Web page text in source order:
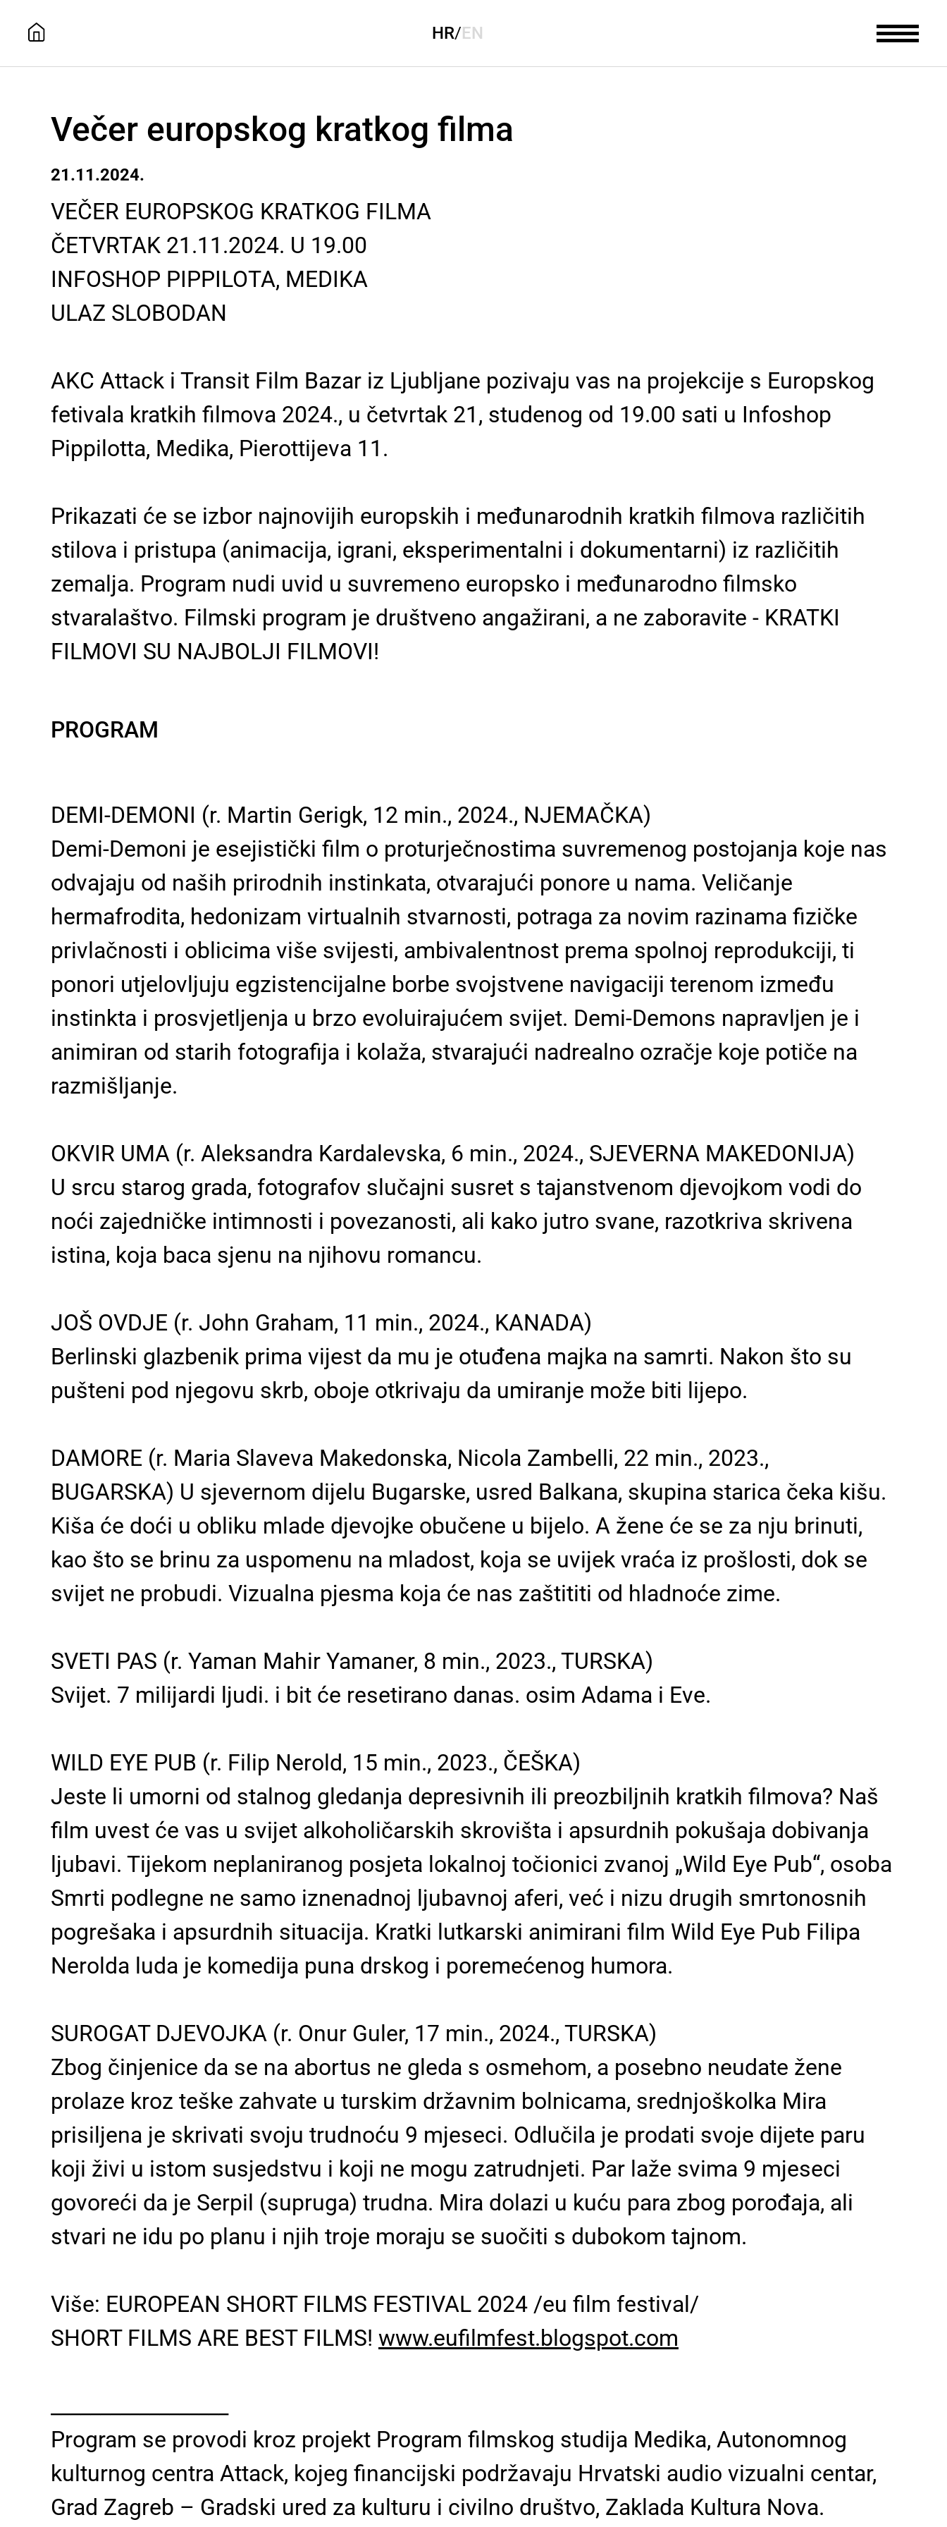
HR/EN
Večer europskog kratkog filma
21.11.2024.
VEČER EUROPSKOG KRATKOG FILMA
ČETVRTAK 21.11.2024. U 19.00
INFOSHOP PIPPILOTA, MEDIKA
ULAZ SLOBODAN
AKC Attack i Transit Film Bazar iz Ljubljane pozivaju vas na projekcije s Europskog
fetivala kratkih filmova 2024., u četvrtak 21, studenog od 19.00 sati u Infoshop
Pippilotta, Medika, Pierottijeva 11.
Prikazati će se izbor najnovijih europskih i međunarodnih kratkih filmova različitih
stilova i pristupa (animacija, igrani, eksperimentalni i dokumentarni) iz različitih
zemalja. Program nudi uvid u suvremeno europsko i međunarodno filmsko
stvaralaštvo. Filmski program je društveno angažirani, a ne zaboravite - KRATKI
FILMOVI SU NAJBOLJI FILMOVI!
PROGRAM
DEMI-DEMONI (r. Martin Gerigk, 12 min., 2024., NJEMAČKA)
Demi-Demoni je esejistički film o proturječnostima suvremenog postojanja koje nas
odvajaju od naših prirodnih instinkata, otvarajući ponore u nama. Veličanje
hermafrodita, hedonizam virtualnih stvarnosti, potraga za novim razinama fizičke
privlačnosti i oblicima više svijesti, ambivalentnost prema spolnoj reprodukciji, ti
ponori utjelovljuju egzistencijalne borbe svojstvene navigaciji terenom između
instinkta i prosvjetljenja u brzo evoluirajućem svijet. Demi-Demons napravljen je i
animiran od starih fotografija i kolaža, stvarajući nadrealno ozračje koje potiče na
razmišljanje.
OKVIR UMA (r. Aleksandra Kardalevska, 6 min., 2024., SJEVERNA MAKEDONIJA)
U srcu starog grada, fotografov slučajni susret s tajanstvenom djevojkom vodi do
noći zajedničke intimnosti i povezanosti, ali kako jutro svane, razotkriva skrivena
istina, koja baca sjenu na njihovu romancu.
JOŠ OVDJE (r. John Graham, 11 min., 2024., KANADA)
Berlinski glazbenik prima vijest da mu je otuđena majka na samrti. Nakon što su
pušteni pod njegovu skrb, oboje otkrivaju da umiranje može biti lijepo.
DAMORE (r. Maria Slaveva Makedonska, Nicola Zambelli, 22 min., 2023.,
BUGARSKA) U sjevernom dijelu Bugarske, usred Balkana, skupina starica čeka kišu.
Kiša će doći u obliku mlade djevojke obučene u bijelo. A žene će se za nju brinuti,
kao što se brinu za uspomenu na mladost, koja se uvijek vraća iz prošlosti, dok se
svijet ne probudi. Vizualna pjesma koja će nas zaštititi od hladnoće zime.
SVETI PAS (r. Yaman Mahir Yamaner, 8 min., 2023., TURSKA)
Svijet. 7 milijardi ljudi. i bit će resetirano danas. osim Adama i Eve.
WILD EYE PUB (r. Filip Nerold, 15 min., 2023., ČEŠKA)
Jeste li umorni od stalnog gledanja depresivnih ili preozbiljnih kratkih filmova? Naš
film uvest će vas u svijet alkoholičarskih skrovišta i apsurdnih pokušaja dobivanja
ljubavi. Tijekom neplaniranog posjeta lokalnoj točionici zvanoj „Wild Eye Pub“, osoba
Smrti podlegne ne samo iznenadnoj ljubavnoj aferi, već i nizu drugih smrtonosnih
pogrešaka i apsurdnih situacija. Kratki lutkarski animirani film Wild Eye Pub Filipa
Nerolda luda je komedija puna drskog i poremećenog humora.
SUROGAT DJEVOJKA (r. Onur Guler, 17 min., 2024., TURSKA)
Zbog činjenice da se na abortus ne gleda s osmehom, a posebno neudate žene
prolaze kroz teške zahvate u turskim državnim bolnicama, srednjoškolka Mira
prisiljena je skrivati ​​svoju trudnoću 9 mjeseci. Odlučila je prodati svoje dijete paru
koji živi u istom susjedstvu i koji ne mogu zatrudnjeti. Par laže svima 9 mjeseci
govoreći da je Serpil (supruga) trudna. Mira dolazi u kuću para zbog porođaja, ali
stvari ne idu po planu i njih troje moraju se suočiti s dubokom tajnom.
Više: EUROPEAN SHORT FILMS FESTIVAL 2024 /eu film festival/
SHORT FILMS ARE BEST FILMS! www.eufilmfest.blogspot.com
Program se provodi kroz projekt Program filmskog studija Medika, Autonomnog
kulturnog centra Attack, kojeg financijski podržavaju Hrvatski audio vizualni centar,
Grad Zagreb – Gradski ured za kulturu i civilno društvo, Zaklada Kultura Nova.